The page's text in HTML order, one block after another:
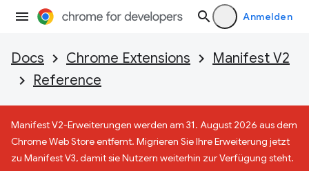
Anmelden
Docs Chrome Extensions
Manifest V2
Reference
Manifest V2-Erweiterungen werden am 31. August 2026 aus dem
Chrome Web Store entfernt. Migrieren Sie Ihre Erweiterung jetzt
zu Manifest V3, damit sie Nutzern weiterhin zur Verfügung steht.